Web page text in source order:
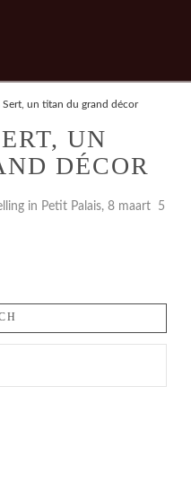
Sert, un titan du grand décor
UN
DÉCOR
in Petit Palais, 8 maart  5